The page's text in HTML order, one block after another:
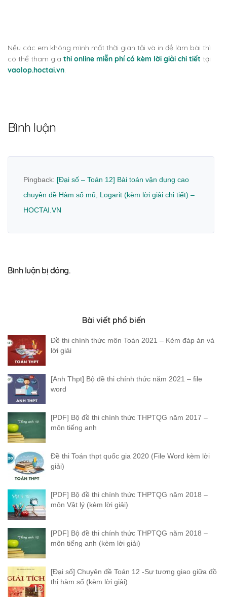
Nếu các em không mình mất thời gian tải và in đề làm bài thì
có thể tham gia thi online miễn phí có kèm lời giải chi tiết tại
vaolop.hoctai.vn.
Bình luận
Pingback: [Đại số – Toán 12] Bài toán vận dụng cao
chuyên đề Hàm số mũ, Logarit (kèm lời giải chi tiết) –
HOCTAI.VN
Bình luận bị đóng.
Bài viết phổ biến
Đề thi chính thức môn Toán 2021 – Kèm đáp án và
lời giải
[Anh Thpt] Bộ đề thi chính thức năm 2021 – file
word
[PDF] Bộ đề thi chính thức THPTQG năm 2017 –
môn tiếng anh
Đề thi Toán thpt quốc gia 2020 (File Word kèm lời
giải)
[PDF] Bộ đề thi chính thức THPTQG năm 2018 –
môn Vật lý (kèm lời giải)
[PDF] Bộ đề thi chính thức THPTQG năm 2018 –
môn tiếng anh (kèm lời giải)
[Đại số] Chuyên đề Toán 12 -Sự tương giao giữa đồ
thị hàm số (kèm lời giải)